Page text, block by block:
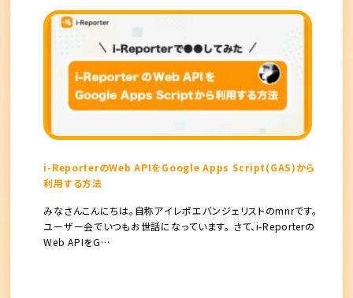
i-ReporterのWeb APIをGoogle Apps Script(GAS)から
利用する方法
みなさんこんにちは。自称アイレポエバンジェリストのmnrです。
ユーザー会でいつもお世話になっています。 さて、i-Reporterの
Web APIをG…